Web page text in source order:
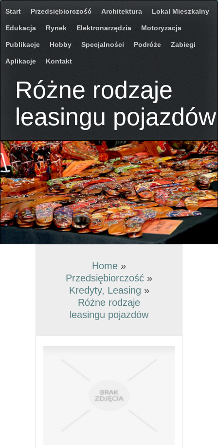
Start Przedsiębiorczość Architektura Lokal Mieszkalny
Edukacja Rynek Elektronarzędzia Motoryzacja
Publikacje Hobby Specjalności Podróże Zabiegi
Aplikacje Kontakt
Różne rodzaje
leasingu pojazdów
Home »
Przedsiębiorczość »
Kredyty, Leasing »
Różne rodzaje
leasingu pojazdów